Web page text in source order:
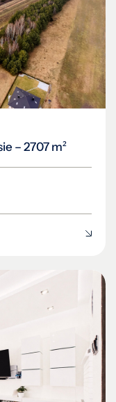
– 2707 m²